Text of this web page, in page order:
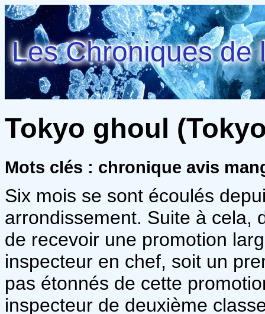
Les Chroniques de
Tokyo ghoul
Mots clés : chronique avis
Six mois se sont écoulés
arrondissement. Suite à cela,
de recevoir une promotion
inspecteur en chef, soit un
pas étonnés de cette
inspecteur de deuxième